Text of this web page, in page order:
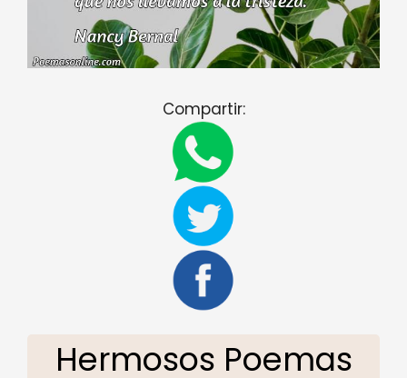
Compartir:
Hermosos Poemas